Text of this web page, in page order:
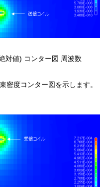
コンター図 周波数
密度コンター図を示します。